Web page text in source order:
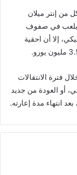
من إنتر ميلان
يلعب في صفوف
إلا أن احقية
فترة الانتقالات
أو العودة من جديد
انتهاء مدة إعارته.